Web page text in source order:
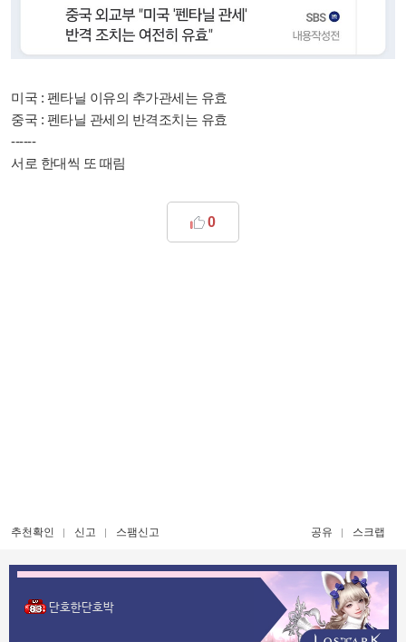
미국 : 펜타닐 이유의 추가관세는 유효
중국 : 펜타닐 관세의 반격조치는 유효
------
서로 한대씩 또 때림
0
추천확인 신고 스팸신고 공유 스크랩
단호한단호박